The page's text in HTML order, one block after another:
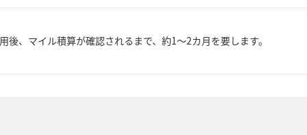
後、マイル積算が確認されるまで、約1～2カ月を要します。